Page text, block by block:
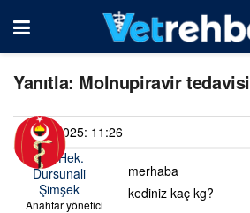
Yanıtla: Molnupiravir tedavisi
02/05/2025: 11:26
Vet. Hek.
Dursunali
Şimşek
Anahtar yönetici
merhaba
kediniz kaç kg?